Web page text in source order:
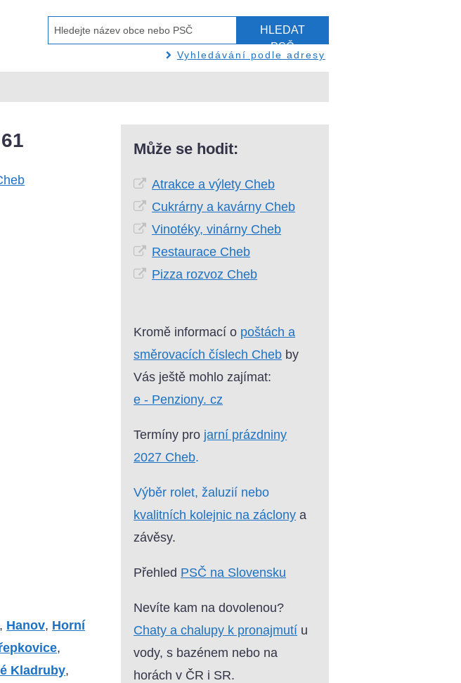
HLEDAT
PSČ
Vyhledávání podle adresy
, Hanov, Horní
,
Kladruby,
Může se hodit:
Atrakce a výlety Cheb
Cukrárny a kavárny Cheb
Vinotéky, vinárny Cheb
Restaurace Cheb
Pizza rozvoz Cheb
Kromě informací o poštách a
směrovacích číslech Cheb by
Vás ještě mohlo zajímat:
e - Penziony. cz
Termíny pro jarní prázdniny
2027 Cheb.
Výběr rolet, žaluzií nebo
kvalitních kolejnic na záclony a
závěsy.
Přehled PSČ na Slovensku
Nevíte kam na dovolenou?
Chaty a chalupy k pronajmutí u
vody, s bazénem nebo na
horách v ČR i SR.